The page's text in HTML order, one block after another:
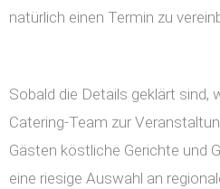
natürlich einen Termin zu
Sobald die Details geklärt sind,
Catering-Team zur
Gästen köstliche Gerichte und
eine riesige Auswahl an